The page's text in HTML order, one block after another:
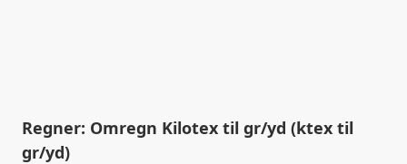
Regner: Omregn Kilotex til gr/yd (ktex til
gr/yd)